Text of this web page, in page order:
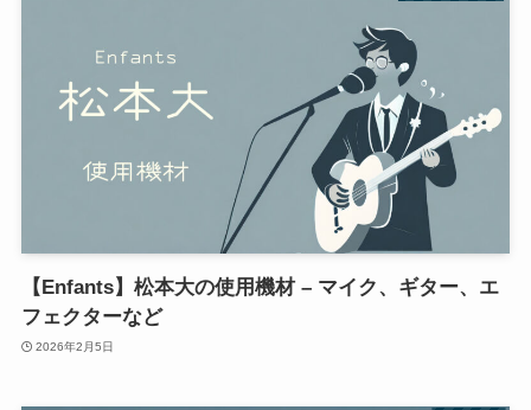
【Enfants】松本大の使用機材 – マイク、ギター、エ
フェクターなど
2026年2月5日